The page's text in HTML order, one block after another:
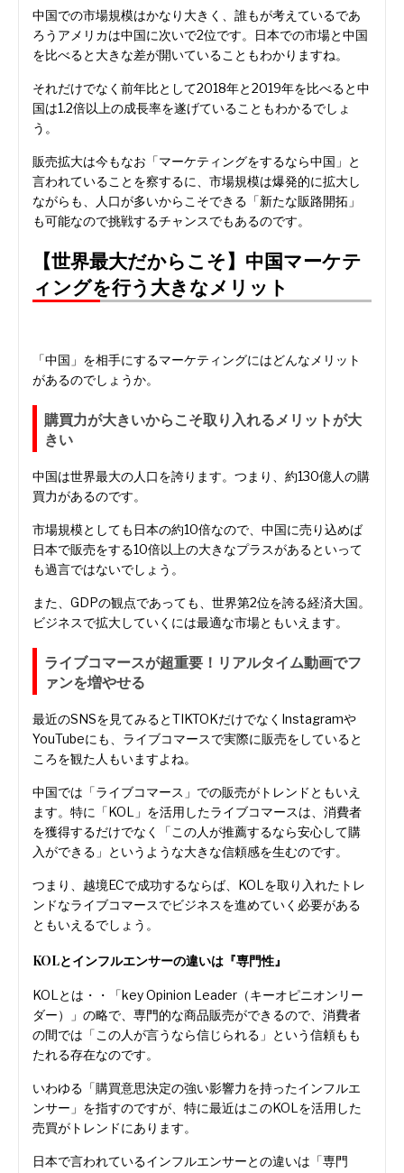
中国での市場規模はかなり大きく、誰もが考えているであ
ろうアメリカは中国に次いで2位です。日本での市場と中国
を比べると大きな差が開いていることもわかりますね。
それだけでなく前年比として2018年と2019年を比べると中
国は1.2倍以上の成長率を遂げていることもわかるでしょ
う。
販売拡大は今もなお「マーケティングをするなら中国」と
言われていることを察するに、市場規模は爆発的に拡大し
ながらも、人口が多いからこそできる「新たな販路開拓」
も可能なので挑戦するチャンスでもあるのです。
【世界最大だからこそ】中国マーケテ
ィングを行う大きなメリット
「中国」を相手にするマーケティングにはどんなメリット
があるのでしょうか。
購買力が大きいからこそ取り入れるメリットが大
きい
中国は世界最大の人口を誇ります。つまり、約130億人の購
買力があるのです。
市場規模としても日本の約10倍なので、中国に売り込めば
日本で販売をする10倍以上の大きなプラスがあるといって
も過言ではないでしょう。
また、GDPの観点であっても、世界第2位を誇る経済大国。
ビジネスで拡大していくには最適な市場ともいえます。
ライブコマースが超重要！リアルタイム動画でフ
ァンを増やせる
最近のSNSを見てみるとTIKTOKだけでなくInstagramや
YouTubeにも、ライブコマースで実際に販売をしていると
ころを観た人もいますよね。
中国では「ライブコマース」での販売がトレンドともいえ
ます。特に「KOL」を活用したライブコマースは、消費者
を獲得するだけでなく「この人が推薦するなら安心して購
入ができる」というような大きな信頼感を生むのです。
つまり、越境ECで成功するならば、KOLを取り入れたトレ
ンドなライブコマースでビジネスを進めていく必要がある
ともいえるでしょう。
KOLとインフルエンサーの違いは『専門性』
KOLとは・・「key Opinion Leader（キーオピニオンリー
ダー）」の略で、専門的な商品販売ができるので、消費者
の間では「この人が言うなら信じられる」という信頼もも
たれる存在なのです。
いわゆる「購買意思決定の強い影響力を持ったインフルエ
ンサー」を指すのですが、特に最近はこのKOLを活用した
売買がトレンドにあります。
日本で言われているインフルエンサーとの違いは「専門